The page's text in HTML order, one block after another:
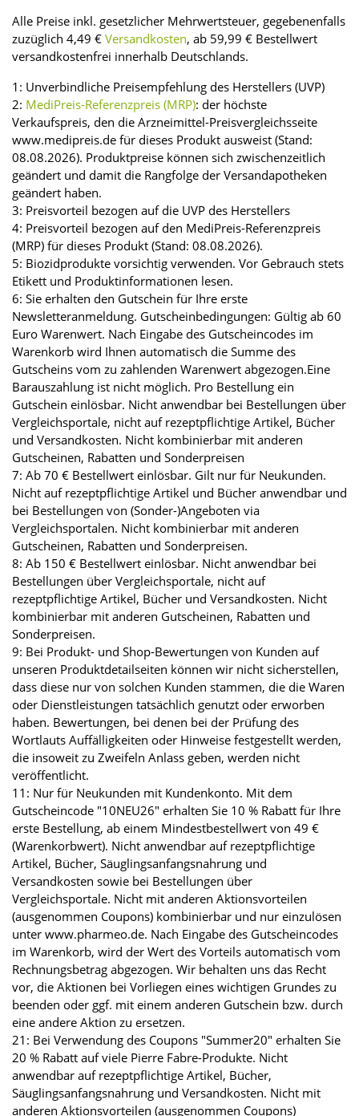
Alle Preise inkl. gesetzlicher Mehrwertsteuer, gegebenenfalls
zuzüglich 4,49 € Versandkosten, ab 59,99 € Bestellwert
versandkostenfrei innerhalb Deutschlands.
1: Unverbindliche Preisempfehlung des Herstellers (UVP)
2: MediPreis-Referenzpreis (MRP): der höchste
Verkaufspreis, den die Arzneimittel-Preisvergleichsseite
www.medipreis.de für dieses Produkt ausweist (Stand:
08.08.2026). Produktpreise können sich zwischenzeitlich
geändert und damit die Rangfolge der Versandapotheken
geändert haben.
3: Preisvorteil bezogen auf die UVP des Herstellers
4: Preisvorteil bezogen auf den MediPreis-Referenzpreis
(MRP) für dieses Produkt (Stand: 08.08.2026).
5: Biozidprodukte vorsichtig verwenden. Vor Gebrauch stets
Etikett und Produktinformationen lesen.
6: Sie erhalten den Gutschein für Ihre erste
Newsletteranmeldung. Gutscheinbedingungen: Gültig ab 60
Euro Warenwert. Nach Eingabe des Gutscheincodes im
Warenkorb wird Ihnen automatisch die Summe des
Gutscheins vom zu zahlenden Warenwert abgezogen.Eine
Barauszahlung ist nicht möglich. Pro Bestellung ein
Gutschein einlösbar. Nicht anwendbar bei Bestellungen über
Vergleichsportale, nicht auf rezeptpflichtige Artikel, Bücher
und Versandkosten. Nicht kombinierbar mit anderen
Gutscheinen, Rabatten und Sonderpreisen
7: Ab 70 € Bestellwert einlösbar. Gilt nur für Neukunden.
Nicht auf rezeptpflichtige Artikel und Bücher anwendbar und
bei Bestellungen von (Sonder-)Angeboten via
Vergleichsportalen. Nicht kombinierbar mit anderen
Gutscheinen, Rabatten und Sonderpreisen.
8: Ab 150 € Bestellwert einlösbar. Nicht anwendbar bei
Bestellungen über Vergleichsportale, nicht auf
rezeptpflichtige Artikel, Bücher und Versandkosten. Nicht
kombinierbar mit anderen Gutscheinen, Rabatten und
Sonderpreisen.
9: Bei Produkt- und Shop-Bewertungen von Kunden auf
unseren Produktdetailseiten können wir nicht sicherstellen,
dass diese nur von solchen Kunden stammen, die die Waren
oder Dienstleistungen tatsächlich genutzt oder erworben
haben. Bewertungen, bei denen bei der Prüfung des
Wortlauts Auffälligkeiten oder Hinweise festgestellt werden,
die insoweit zu Zweifeln Anlass geben, werden nicht
veröffentlicht.
11: Nur für Neukunden mit Kundenkonto. Mit dem
Gutscheincode "10NEU26" erhalten Sie 10 % Rabatt für Ihre
erste Bestellung, ab einem Mindestbestellwert von 49 €
(Warenkorbwert). Nicht anwendbar auf rezeptpflichtige
Artikel, Bücher, Säuglingsanfangsnahrung und
Versandkosten sowie bei Bestellungen über
Vergleichsportale. Nicht mit anderen Aktionsvorteilen
(ausgenommen Coupons) kombinierbar und nur einzulösen
unter www.pharmeo.de. Nach Eingabe des Gutscheincodes
im Warenkorb, wird der Wert des Vorteils automatisch vom
Rechnungsbetrag abgezogen. Wir behalten uns das Recht
vor, die Aktionen bei Vorliegen eines wichtigen Grundes zu
beenden oder ggf. mit einem anderen Gutschein bzw. durch
eine andere Aktion zu ersetzen.
21: Bei Verwendung des Coupons "Summer20" erhalten Sie
20 % Rabatt auf viele Pierre Fabre-Produkte. Nicht
anwendbar auf rezeptpflichtige Artikel, Bücher,
Säuglingsanfangsnahrung und Versandkosten. Nicht mit
anderen Aktionsvorteilen (ausgenommen Coupons)